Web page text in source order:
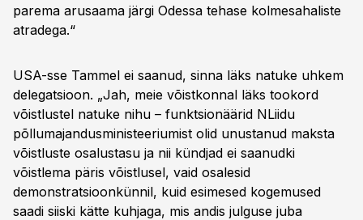
parema arusaama järgi Odessa tehase kolmesahaliste
atradega.“
USA-sse Tammel ei saanud, sinna läks natuke uhkem
delegatsioon. „Jah, meie võistkonnal läks tookord
võistlustel natuke nihu – funktsionäärid NLiidu
põllumajandusministeeriumist olid unustanud maksta
võistluste osalustasu ja nii kündjad ei saanudki
võistlema päris võistlusel, vaid osalesid
demonstratsioonkünnil, kuid esimesed kogemused
saadi siiski kätte kuhjaga, mis andis julguse juba